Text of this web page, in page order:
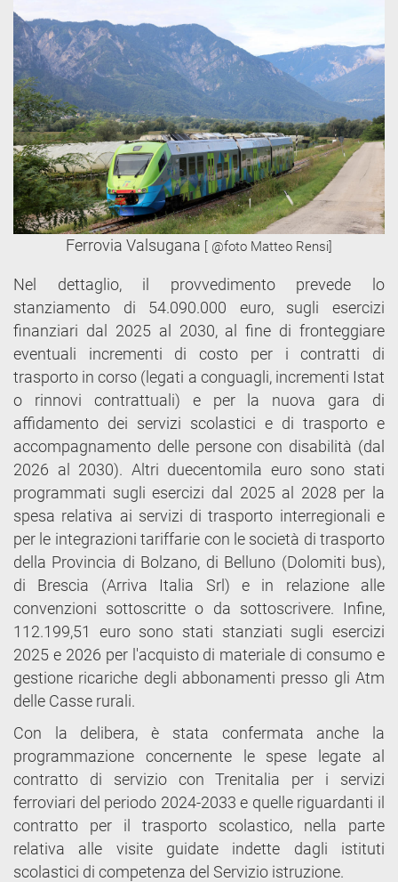
Ferrovia Valsugana [ @foto Matteo Rensi]
Nel dettaglio, il provvedimento prevede lo
stanziamento di 54.090.000 euro, sugli esercizi
finanziari dal 2025 al 2030, al fine di fronteggiare
eventuali incrementi di costo per i contratti di
trasporto in corso (legati a conguagli, incrementi Istat
o rinnovi contrattuali) e per la nuova gara di
affidamento dei servizi scolastici e di trasporto e
accompagnamento delle persone con disabilità (dal
2026 al 2030). Altri duecentomila euro sono stati
programmati sugli esercizi dal 2025 al 2028 per la
spesa relativa ai servizi di trasporto interregionali e
per le integrazioni tariffarie con le società di trasporto
della Provincia di Bolzano, di Belluno (Dolomiti bus),
di Brescia (Arriva Italia Srl) e in relazione alle
convenzioni sottoscritte o da sottoscrivere. Infine,
112.199,51 euro sono stati stanziati sugli esercizi
2025 e 2026 per l'acquisto di materiale di consumo e
gestione ricariche degli abbonamenti presso gli Atm
delle Casse rurali.
Con la delibera, è stata confermata anche la
programmazione concernente le spese legate al
contratto di servizio con Trenitalia per i servizi
ferroviari del periodo 2024-2033 e quelle riguardanti il
contratto per il trasporto scolastico, nella parte
relativa alle visite guidate indette dagli istituti
scolastici di competenza del Servizio istruzione.